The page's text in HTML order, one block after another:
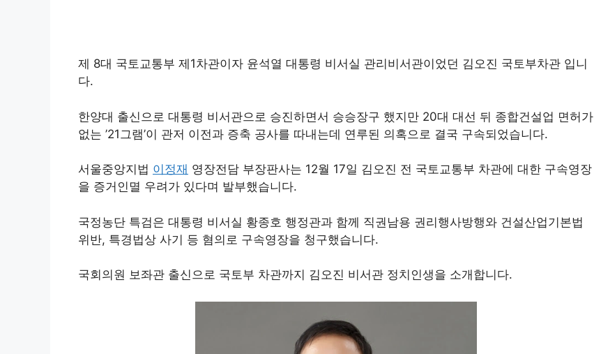
제 8대 국토교통부 제1차관이자 윤석열 대통령 비서실 관리비서관이었던 김오진 국토부차관 입니
다.
한양대 출신으로 대통령 비서관으로 승진하면서 승승장구 했지만 20대 대선 뒤 종합건설업 면허가
없는 ’21그램’이 관저 이전과 증축 공사를 따내는데 연루된 의혹으로 결국 구속되었습니다.
서울중앙지법 이정재 영장전담 부장판사는 12월 17일 김오진 전 국토교통부 차관에 대한 구속영장
을 증거인멸 우려가 있다며 발부했습니다.
국정농단 특검은 대통령 비서실 황종호 행정관과 함께 직권남용 권리행사방행와 건설산업기본법
위반, 특경법상 사기 등 혐의로 구속영장을 청구했습니다.
국회의원 보좌관 출신으로 국토부 차관까지 김오진 비서관 정치인생을 소개합니다.